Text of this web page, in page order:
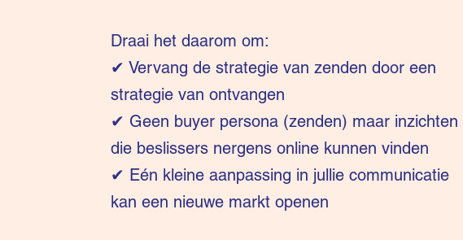
Draai het daarom om:
✔ Vervang de strategie van zenden door een
strategie van ontvangen
✔ Geen buyer persona (zenden) maar inzichten
die beslissers nergens online kunnen vinden
✔ Eén kleine aanpassing in jullie communicatie
kan een nieuwe markt openen